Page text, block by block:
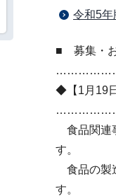
令和5年
■ 募集・
◆【1月19
食品関連
す。
食品の製
す。